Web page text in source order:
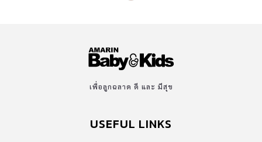
เพื่อลูกฉลาด ดี และ มีสุข
USEFUL LINKS